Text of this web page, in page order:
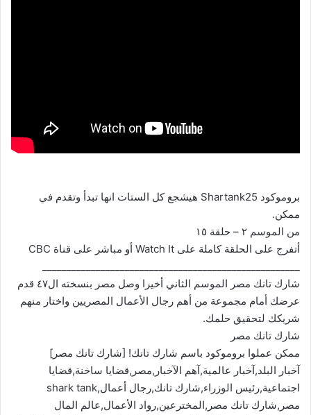
بروموكود Shartank25 هيشجع كل الستات انها تبدأ وتقدم في
ممكن.
من الموسم ٢ – حلقة ١٥
أتفرج على الحلقة كاملة على Watch It أو مباشر على قناة CBC
شارك تانك مصر الموسم الثاني أخيرا وصل مصر بنسخته ال٤٧ قدم
عرضك أمام مجموعة من أهم رجال الأعمال المصريين واختار منهم
شريكك لتحقيق حلمك.
شارك تانك مصر
ممكن عملوا بروموكود باسم شارك تانك! [شارك تانك مصر]
آخبار البلد,آخبار عالمية,آهم الآخبار,مصر,قضايا ساخنة,قضايا
اجتماعية,رئيس الوزراء,شارك تانك,رجال أعمال,shark tank
مصر,شارك تانك مصر,المخترعين,رواد الأعمال,عالم المال